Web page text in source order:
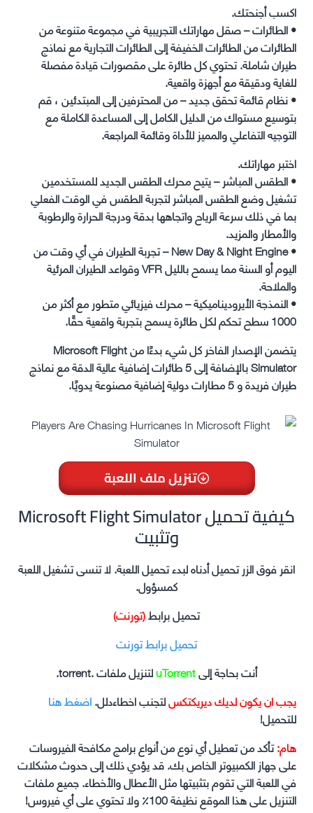
اكسب أجنحتك.
• الطائرات – صقل مهاراتك التجريبية في مجموعة متنوعة من
الطائرات من الطائرات الخفيفة إلى الطائرات التجارية مع نماذج
طيران شاملة. تحتوي كل طائرة على مقصورات قيادة مفصلة
للغاية ودقيقة مع أجهزة واقعية.
• نظام قائمة تحقق جديد – من المحترفين إلى المبتدئين ، قم
بتوسيع مستواك من الدليل الكامل إلى المساعدة الكاملة مع
التوجيه التفاعلي والمميز للأداة وقائمة المراجعة.
اختبر مهاراتك.
• الطقس المباشر – يتيح محرك الطقس الجديد للمستخدمين
تشغيل وضع الطقس المباشر لتجربة الطقس في الوقت الفعلي
بما في ذلك سرعة الرياح واتجاهها بدقة ودرجة الحرارة والرطوبة
والأمطار والمزيد.
• New Day & Night Engine – تجربة الطيران في أي وقت من
اليوم أو السنة مما يسمح بالليل VFR وقواعد الطيران المرئية
والملاحة.
• النمذجة الأيروديناميكية – محرك فيزيائي متطور مع أكثر من
1000 سطح تحكم لكل طائرة يسمح بتجربة واقعية حقًا.
يتضمن الإصدار الفاخر كل شيء بدءًا من Microsoft Flight
Simulator بالإضافة إلى 5 طائرات إضافية عالية الدقة مع نماذج
طيران فريدة و 5 مطارات دولية إضافية مصنوعة يدويًا.
تنزيل ملف اللعبة
Microsoft Flight Simulator كيفية تحميل
وتثبيت
انقر فوق الزر تحميل أدناه لبدء تحميل اللعبة. لا تنسى تشغيل اللعبة
كمسؤول.
تحميل برابط(تورنت)
تحميل برابط تورنت
أنت بحاجة إلىuTorrentلتنزيل ملفات .torrent.
يجب ان يكون لديك ديريكتكسلتجنب اخطاءدلل.اضغط هنا
للتحميل!
هام:تأكد من تعطيل أي نوع من أنواع برامج مكافحة الفيروسات
على جهاز الكمبيوتر الخاص بك. قد يؤدي ذلك إلى حدوث مشكلات
في اللعبة التي تقوم بتثبيتها مثل الأعطال والأخطاء. جميع ملفات
التنزيل على هذا الموقع نظيفة 100٪ ولا تحتوي على أي فيروس!